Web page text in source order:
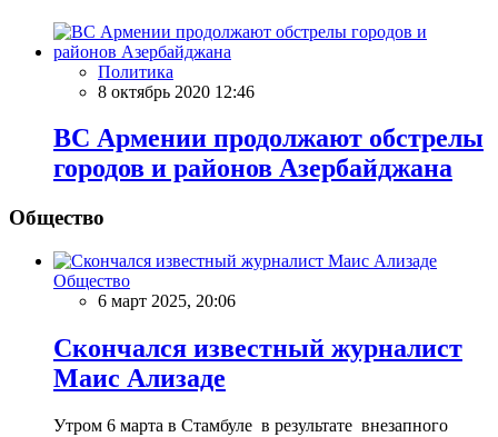
Политика
8 октябрь 2020 12:46
ВС Армении продолжают обстрелы
городов и районов Азербайджана
Общество
Общество
6 март 2025, 20:06
Скончался известный журналист
Маис Ализаде
Утром 6 марта в Стамбуле в результате внезапного